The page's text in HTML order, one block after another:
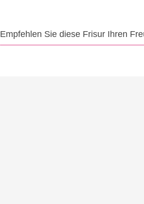
Empfehlen Sie diese Frisur Ihren